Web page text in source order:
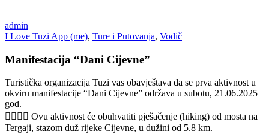
admin
I Love Tuzi App (me), Ture i Putovanja, Vodič
Manifestacija “Dani Cijevne”
Turistička organizacija Tuzi vas obavještava da se prva aktivnost u
okviru manifestacije “Dani Cijevne” održava u subotu, 21.06.2025
god.
🚶‍♀️🚶‍♂️ Ovu aktivnost će obuhvatiti pješačenje (hiking) od mosta na
Tergaji, stazom duž rijeke Cijevne, u dužini od 5.8 km.